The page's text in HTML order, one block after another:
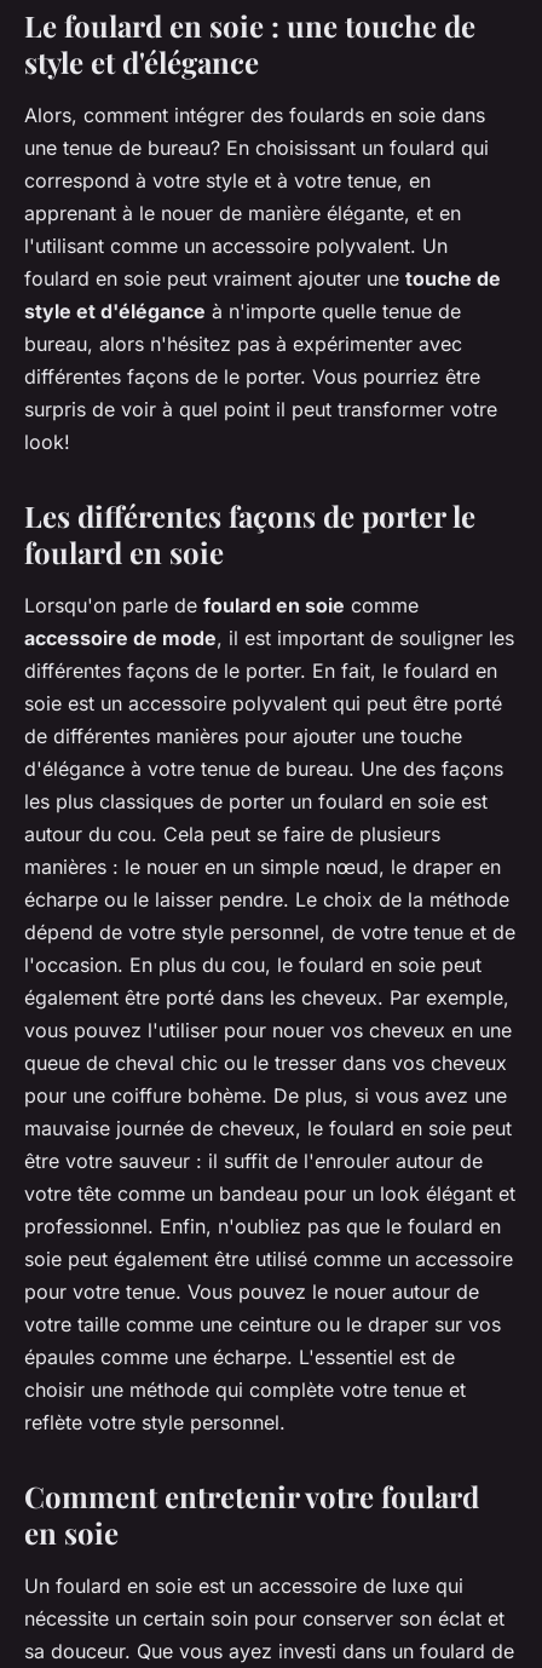
Le foulard en soie : une touche de
style et d'élégance
Alors, comment intégrer des foulards en soie dans
une tenue de bureau? En choisissant un foulard qui
correspond à votre style et à votre tenue, en
apprenant à le nouer de manière élégante, et en
l'utilisant comme un accessoire polyvalent. Un
foulard en soie peut vraiment ajouter une touche de
style et d'élégance à n'importe quelle tenue de
bureau, alors n'hésitez pas à expérimenter avec
différentes façons de le porter. Vous pourriez être
surpris de voir à quel point il peut transformer votre
look!
Les différentes façons de porter le
foulard en soie
Lorsqu'on parle de foulard en soie comme
accessoire de mode, il est important de souligner les
différentes façons de le porter. En fait, le foulard en
soie est un accessoire polyvalent qui peut être porté
de différentes manières pour ajouter une touche
d'élégance à votre tenue de bureau. Une des façons
les plus classiques de porter un foulard en soie est
autour du cou. Cela peut se faire de plusieurs
manières : le nouer en un simple nœud, le draper en
écharpe ou le laisser pendre. Le choix de la méthode
dépend de votre style personnel, de votre tenue et de
l'occasion. En plus du cou, le foulard en soie peut
également être porté dans les cheveux. Par exemple,
vous pouvez l'utiliser pour nouer vos cheveux en une
queue de cheval chic ou le tresser dans vos cheveux
pour une coiffure bohème. De plus, si vous avez une
mauvaise journée de cheveux, le foulard en soie peut
être votre sauveur : il suffit de l'enrouler autour de
votre tête comme un bandeau pour un look élégant et
professionnel. Enfin, n'oubliez pas que le foulard en
soie peut également être utilisé comme un accessoire
pour votre tenue. Vous pouvez le nouer autour de
votre taille comme une ceinture ou le draper sur vos
épaules comme une écharpe. L'essentiel est de
choisir une méthode qui complète votre tenue et
reflète votre style personnel.
Comment entretenir votre foulard
en soie
Un foulard en soie est un accessoire de luxe qui
nécessite un certain soin pour conserver son éclat et
sa douceur. Que vous ayez investi dans un foulard de